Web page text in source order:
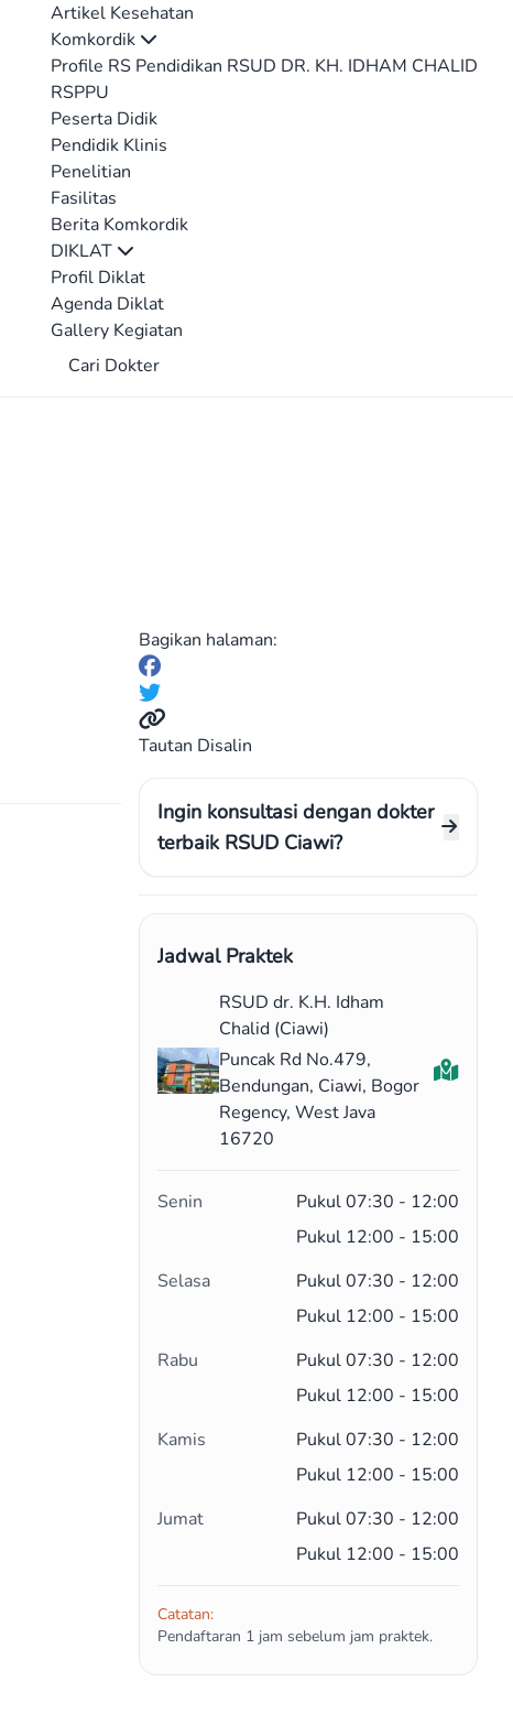
Artikel Kesehatan
Komkordik
Profile RS Pendidikan RSUD DR. KH. IDHAM CHALID
RSPPU
Peserta Didik
Pendidik Klinis
Penelitian
Fasilitas
Berita Komkordik
DIKLAT
Profil Diklat
Agenda Diklat
Gallery Kegiatan
Cari Dokter
Bagikan halaman:
Tautan Disalin
Ingin konsultasi dengan dokter
terbaik RSUD Ciawi?
Jadwal Praktek
RSUD dr. K.H. Idham
Chalid (Ciawi)
Puncak Rd No.479,
Bendungan, Ciawi, Bogor
Regency, West Java
16720
Senin
Pukul 07:30 - 12:00
Pukul 12:00 - 15:00
Selasa
Pukul 07:30 - 12:00
Pukul 12:00 - 15:00
Rabu
Pukul 07:30 - 12:00
Pukul 12:00 - 15:00
Kamis
Pukul 07:30 - 12:00
Pukul 12:00 - 15:00
Jumat
Pukul 07:30 - 12:00
Pukul 12:00 - 15:00
Catatan:
Pendaftaran 1 jam sebelum jam praktek.